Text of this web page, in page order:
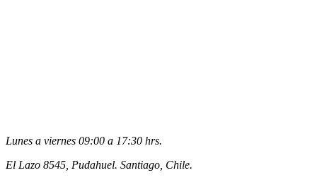
Lunes a viernes 09:00 a 17:30 hrs.
El Lazo 8545, Pudahuel. Santiago, Chile.